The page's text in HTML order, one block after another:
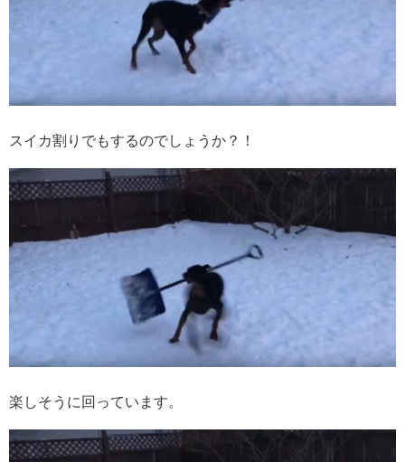
スイカ割りでもするのでしょうか？！
楽しそうに回っています。